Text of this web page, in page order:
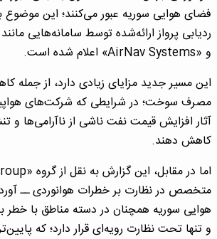
فضای هوایی سوریه عبور می‌کنند؛ این
و «AirNav Systems» اعلام شده است.
این مسیر جدید مزایای زیادی دارد، از جمله
مصرف سوخت؛ در شرایطی که شرکت‌های
آثار افزایش قیمت نفت ناشی از ناآرامی‌ها و
کاهش دهند.
متخصص در نظارت بر خطرات هوانوردی ــ
هوایی سوریه همچنان در دسته مناطق با خطر
و تنها تحت نظارت رویه‌ای قرار دارد؛ که